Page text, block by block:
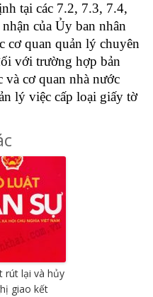
tại các 7.2, 7.3, 7.4,
của Ủy ban nhân
cơ quan quản lý chuyên
với trường hợp bản
và cơ quan nhà nước
lý việc cấp loại giấy tờ
rút lại và hủy
giao kết